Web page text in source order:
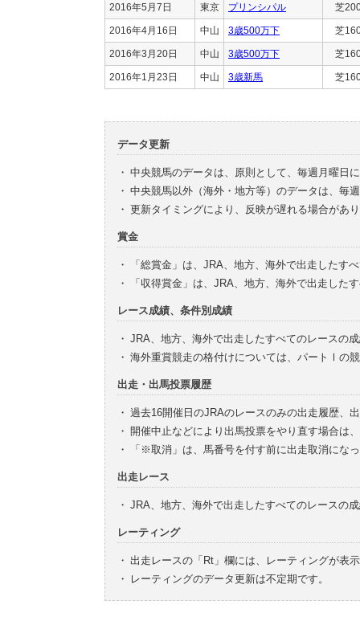
2016年5月7日 東京 プリンシパル 芝
2016年4月16日 中山 3歳500万下 芝
2016年3月20日 中山 3歳500万下 芝
2016年1月23日 中山 3歳新馬 芝
データ更新
・ 中央競馬のデータは、原則として、毎週月曜日
・ 中央競馬以外（海外・地方等）のデータは、毎
・ 更新タイミングにより、反映が遅れる場合があ
賞金
・
「総賞金」は、JRA、地方、海外で出走したす
・
「収得賞金」は、JRA、地方、海外で出走した
レース成績、条件別成績
・ JRA、地方、海外で出走したすべてのレースの
・ 海外重賞競走の格付けについては、パートⅠの
出走・出馬投票履歴
・ 過去16開催日のJRAのレースのみの出走履歴、
・ 開催中止などにより出馬投票をやり直す場合は
・
「※取消」は、馬番号を付す前に出走取消にな
出走レース
・ JRA、地方、海外で出走したすべてのレースの
レーティング
・ 出走レースの「Rt」欄には、レーティングが表
・
レーティングのデータ更新は不定期です。